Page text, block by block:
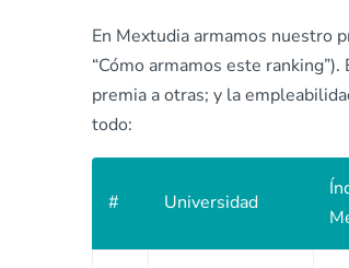
En Mextudia armamos nuestro
“Cómo armamos este
premia a otras; y la
todo:
# Universidad